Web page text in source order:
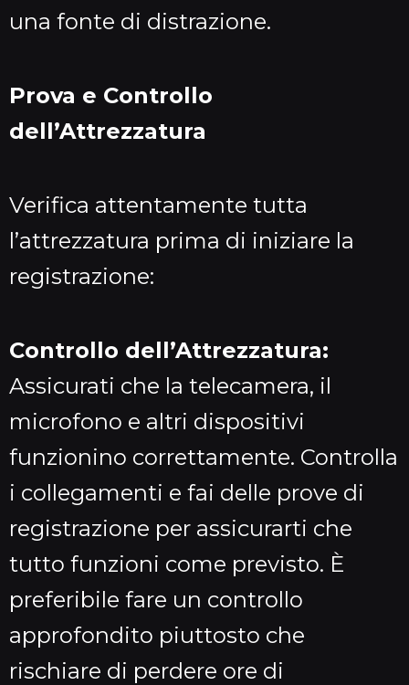
una fonte di distrazione.
Prova e Controllo
dell’Attrezzatura
Verifica attentamente tutta
l’attrezzatura prima di iniziare la
registrazione:
Controllo dell’Attrezzatura:
Assicurati che la telecamera, il
microfono e altri dispositivi
funzionino correttamente. Controlla
i collegamenti e fai delle prove di
registrazione per assicurarti che
tutto funzioni come previsto. È
preferibile fare un controllo
approfondito piuttosto che
rischiare di perdere ore di